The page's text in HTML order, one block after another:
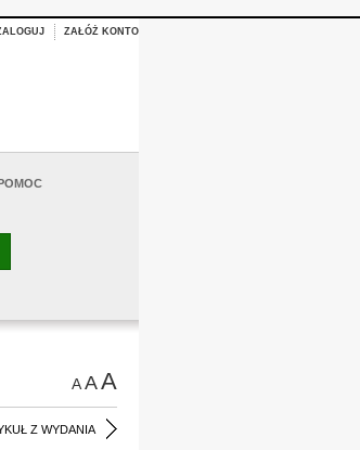
ZAŁÓŻ KONTO
AAA
Z WYDANIA